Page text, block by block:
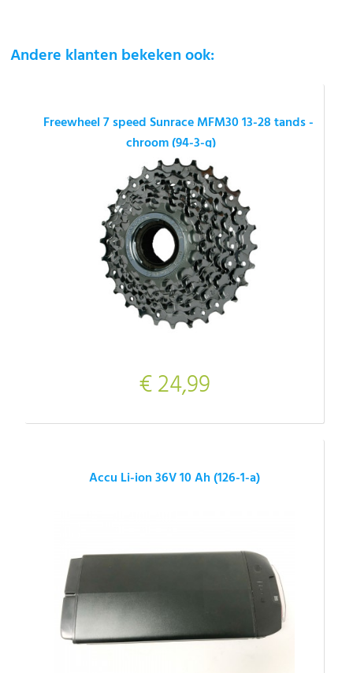
Andere klanten bekeken ook:
Freewheel 7 speed Sunrace MFM30 13-28 tands -
chroom (94-3-g)
€ 24,99
Accu Li-ion 36V 10 Ah (126-1-a)